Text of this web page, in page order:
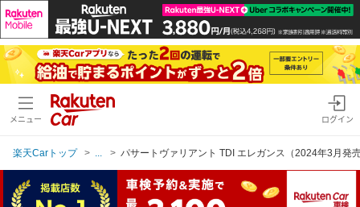
メニュー ログイン
楽天Carトップ パサートヴァリアント TDI エレガンス（2024年3月発